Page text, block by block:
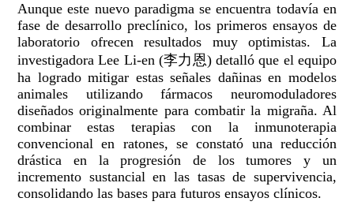
Aunque este nuevo paradigma se encuentra todavía en
fase de desarrollo preclínico, los primeros ensayos de
laboratorio ofrecen resultados muy optimistas. La
investigadora Lee Li-en (李力恩) detalló que el equipo
ha logrado mitigar estas señales dañinas en modelos
animales utilizando fármacos neuromoduladores
diseñados originalmente para combatir la migraña. Al
combinar estas terapias con la inmunoterapia
convencional en ratones, se constató una reducción
drástica en la progresión de los tumores y un
incremento sustancial en las tasas de supervivencia,
consolidando las bases para futuros ensayos clínicos.